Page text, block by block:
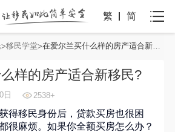
繁 简
移民学堂 在爱尔兰买什么样的房产适合新移民?
样的房产适合新移民?
日 2538+
得移民身份后，贷款买房也很困
很麻烦。如果你全额买房怎么办？